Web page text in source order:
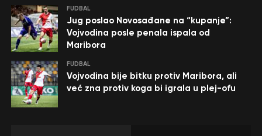
FUDBAL
Jug poslao Novosađane na “kupanje”:
Vojvodina posle penala ispala od
Maribora
FUDBAL
Vojvodina bije bitku protiv Maribora, ali
već zna protiv koga bi igrala u plej-ofu